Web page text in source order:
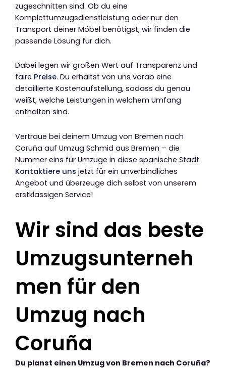
zugeschnitten sind. Ob du eine
Komplettumzugsdienstleistung oder nur den
Transport deiner Möbel benötigst, wir finden die
passende Lösung für dich.
Dabei legen wir großen Wert auf Transparenz und
faire Preise. Du erhältst von uns vorab eine
detaillierte Kostenaufstellung, sodass du genau
weißt, welche Leistungen in welchem Umfang
enthalten sind.
Vertraue bei deinem Umzug von Bremen nach
Coruña auf Umzug Schmid aus Bremen – die
Nummer eins für Umzüge in diese spanische Stadt.
Kontaktiere uns jetzt für ein unverbindliches
Angebot und überzeuge dich selbst von unserem
erstklassigen Service!
Wir sind das beste
Umzugsunterneh
men für den
Umzug nach
Coruña
Du planst einen Umzug von Bremen nach Coruña?